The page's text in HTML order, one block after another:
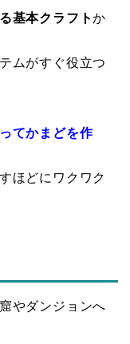
基本クラフトか
ムがすぐ役立つ
ってかまどを作
ほどにワクワク
やダンジョンへ